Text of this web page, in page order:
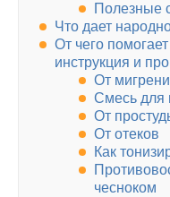
Полезные
Что дает
От чего
инструкция и
От мигрени
Смесь для
От
От отеков
Как
чесноком